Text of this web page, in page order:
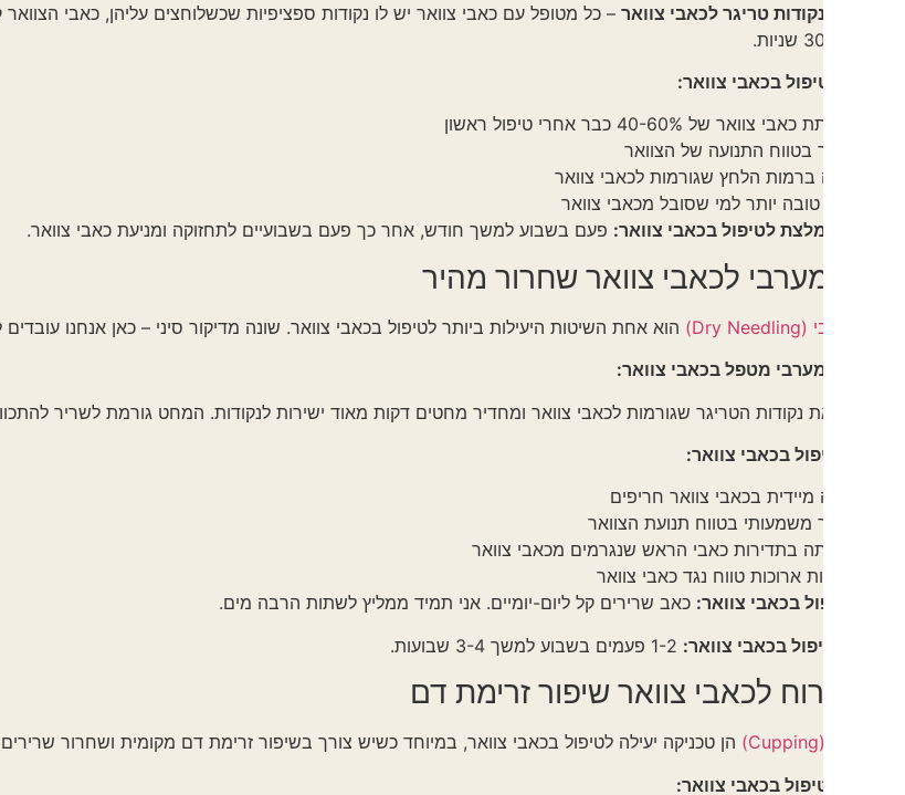
טריגר לכאבי צוואר– כל מטופל עם כאבי צוואר יש לו נקודות ספציפיות שכשלוחצים עליהן, כאבי הצוואר קורנים
בכאבי צוואר:
של 40-60% כבר אחרי טיפול ראשון
בטווח התנועה של הצוואר
ברמות הלחץ שגורמות לכאבי צוואר
יותר למי שסובל מכאבי צוואר
לטיפול בכאבי צוואר:פעם בשבוע למשך חודש, אחר כך פעם בשבועיים לתחזוקה ומניעת כאבי צוואר.
לכאבי צוואר שחרור מהיר
הוא אחת השיטות היעילות ביותר לטיפול בכאבי צוואר. שונה מדיקור סיני – כאן אנחנו עובדים לפי
מטפל בכאבי צוואר:
נקודות הטריגר שגורמות לכאבי צוואר ומחדיר מחטים דקות מאוד ישירות לנקודות. המחט גורמת לשריר להתכווץ
בכאבי צוואר:
בכאבי צוואר חריפים
משמעותי בטווח תנועת הצוואר
בתדירות כאבי הראש שנגרמים מכאבי צוואר
ארוכות טווח נגד כאבי צוואר
בכאבי צוואר:כאב שרירים קל ליום-יומיים. אני תמיד ממליץ לשתות הרבה מים.
בכאבי צוואר:1-2 פעמים בשבוע למשך 3-4 שבועות.
לכאבי צוואר שיפור זרימת דם
הן טכניקה יעילה לטיפול בכאבי צוואר, במיוחד כשיש צורך בשיפור זרימת דם מקומית ושחרור שרירים עמוקים
בכאבי צוואר: